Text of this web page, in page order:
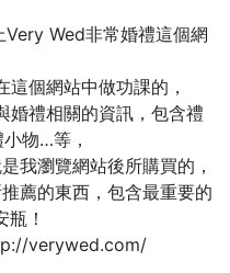
Wed非常婚禮這個網
個網站中做功課的，
婚禮相關的資訊，包含禮
物…等，
我瀏覽網站後所購買的，
薦的東西，包含最重要的
！
verywed.com/